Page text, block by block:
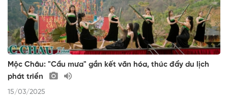
Mộc Châu: "Cầu mưa" gắn kết văn hóa, thúc đẩy du lịch
phát triển
15/03/2025